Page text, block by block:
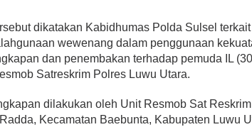
dikatakan Kabidhumas Polda Sulsel
wewenang dalam penggunaan
dan penembakan terhadap pemuda IL
Satreskrim Polres Luwu Utara.
dilakukan oleh Unit Resmob Sat
Kecamatan Baebunta, Kabupaten Luwu